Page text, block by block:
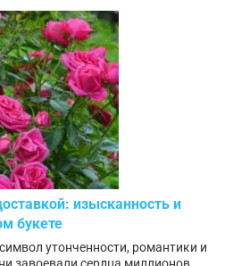
изысканность и
букете
утонченности, романтики и